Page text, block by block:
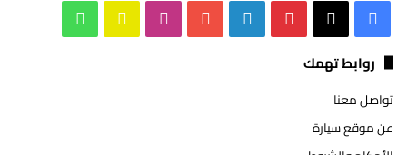
فيسبوك بينتيريست لينكدإن ‫YouTube انستقرام سناب
روابط تهمك
تواصل معنا
عن موقع سيارة